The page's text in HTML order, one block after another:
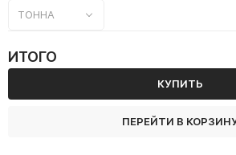
ТОННА
ИТОГО
КУПИТЬ
ПЕРЕЙТИ В